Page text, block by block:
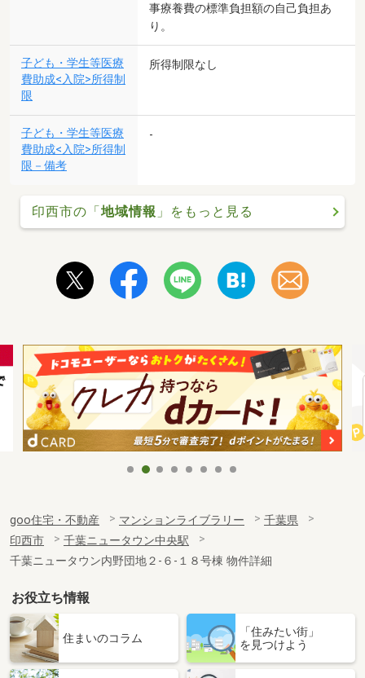
事療養費の標準負担額の自己負担あ
り。
子ども・学生等医療
費助成<入院>所得制
限
所得制限なし
子ども・学生等医療
費助成<入院>所得制
限－備考
-
印西市の「 地域情報 」をもっと見る
goo住宅・不動産 マンションライブラリー
千葉県
印西市
千葉ニュータウン中央駅
千葉ニュータウン内野団地２-６-１８号棟 物件詳細
お役立ち情報
住まいのコラム
「住みたい街」
を見つけよう